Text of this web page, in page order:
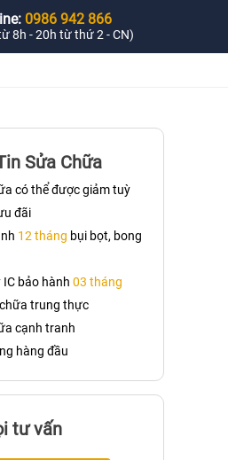
0986 942 866
8h - 20h từ thứ 2 - CN)
Sửa Chữa
có thể được giảm tuỳ
đãi
12 tháng bụi bọt, bong
bảo hành 03 tháng
trung thực
cạnh tranh
hàng đầu
tư vấn